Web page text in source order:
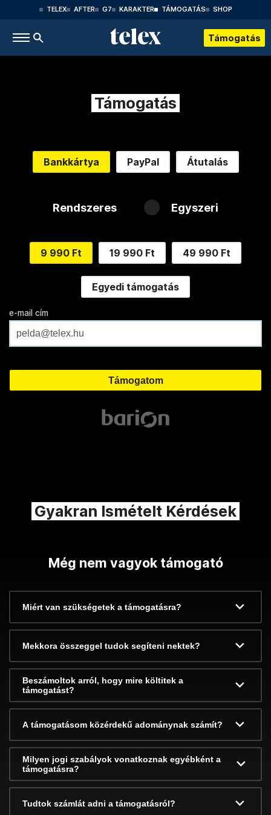
TELEX AFTER G7 KARAKTER TÁMOGATÁS SHOP
Támogatás
Támogatás
Bankkártya PayPal Átutalás
Rendszeres Egyszeri
9 990 Ft 19 990 Ft 49 990 Ft
Egyedi támogatás
e-mail cím
Gyakran Ismételt Kérdések
Még nem vagyok támogató
Miért van szükségetek a támogatásra?
Mekkora összeggel tudok segíteni nektek?
Beszámoltok arról, hogy mire költitek a
támogatást?
A támogatásom közérdekű adománynak számít?
Milyen jogi szabályok vonatkoznak egyébként a
támogatásra?
Tudtok számlát adni a támogatásról?